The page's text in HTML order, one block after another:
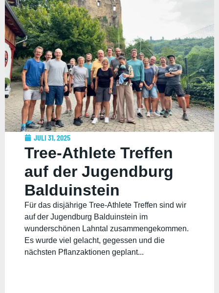
JULI 31, 2025
Tree-Athlete Treffen
auf der Jugendburg
Balduinstein
Für das disjährige Tree-Athlete Treffen sind wir
auf der Jugendburg Balduinstein im
wunderschönen Lahntal zusammengekommen.
Es wurde viel gelacht, gegessen und die
nächsten Pflanzaktionen geplant...